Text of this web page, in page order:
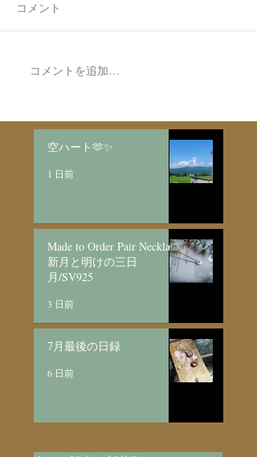
Made to order Skull
コメント
コメントを追加…
空ハート🫶✨
1 日前
Made to Order Pair Necklace
新月と明けの三日
月/SV925
3 日前
7月最後の日録
6 日前